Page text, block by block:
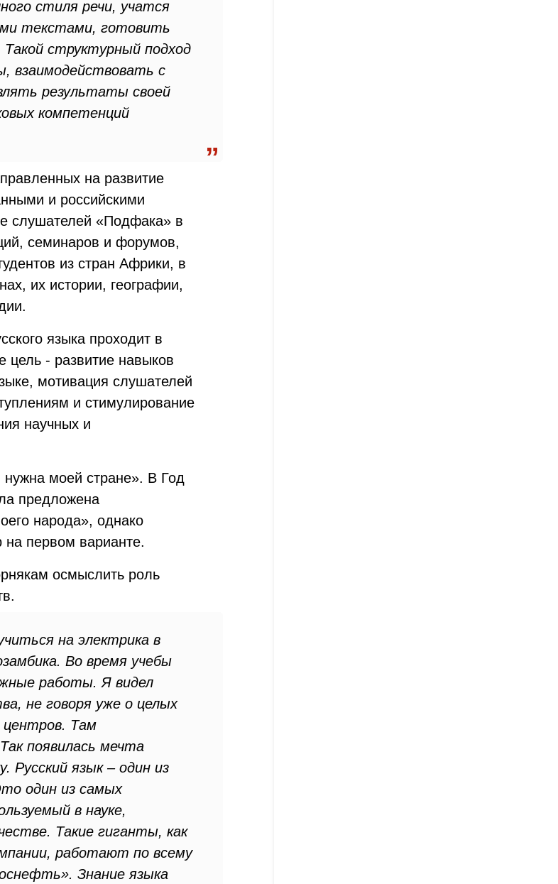
стиля речи, учатся
текстами, готовить
структурный подход
взаимодействовать с
результаты своей
компетенций
на развитие
и российскими
слушателей «Подфака» в
семинаров и форумов,
из стран Африки, в
их истории, географии,
языка проходит в
цель - развитие навыков
мотивация слушателей
и стимулирование
научных и
моей стране». В Год
предложена
народа», однако
на первом варианте.
осмыслить роль
на электрика в
Во время учебы
работы. Я видел
не говоря уже о целых
центров. Там
появилась мечта
Русский язык – один из
один из самых
в науке,
Такие гиганты, как
работают по всему
Знание языка